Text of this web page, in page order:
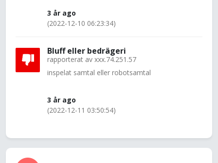
3 år ago
(2022-12-10 06:23:34)
Bluff eller bedrägeri
rapporterat av xxx.74.251.57
inspelat samtal eller robotsamtal
3 år ago
(2022-12-11 03:50:54)